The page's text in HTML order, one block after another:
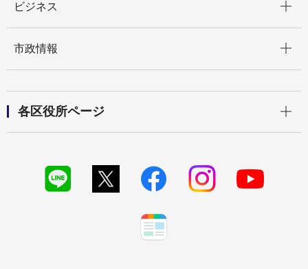
ビジネス
市政情報
各区役所ページ